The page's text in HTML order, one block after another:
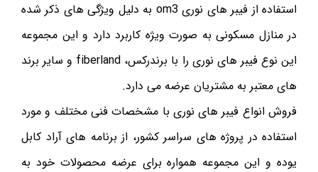
استفاده از فیبر های نوری om3 به دلیل ویژگی های ذکر شده
در منازل مسکونی به صورت ویژه کاربرد دارد و این مجموعه
این نوع فیبر های نوری را با برندرکس، fiberland و سایر برند
های معتبر به مشتریان عرضه می دارد.
فروش انواع فیبر های نوری با مشخصات فنی مختلف و مورد
استفاده در پروژه های سراسر کشور، از برنامه های آراد کابل
یوده و این مجموعه همواره برای عرضه محصولات خود به